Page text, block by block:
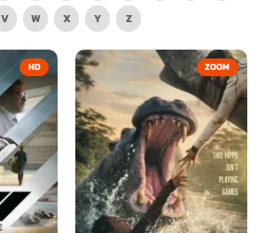
V
W X Y Z
HD ZOOM